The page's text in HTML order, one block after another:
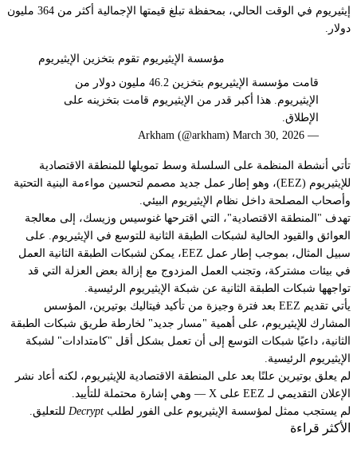
إيثيريوم في الوقت الحالي، بمحفظة تبلغ قيمتها الإجمالية أكثر من 364 مليون
دولار.
مؤسسة الإيثيريوم تقوم بتخزين الإيثيريوم
قامت مؤسسة الإيثيريوم بتخزين 46.2 مليون دولار من
الإيثيريوم. هذا أكبر قدر من الإيثيريوم قامت بتخزينه على
الإطلاق.
— Arkham (@arkham) March 30, 2026
تأتي أنشطة المنظمة على السلسلة وسط تمويلها للمنطقة الاقتصادية
للإيثيريوم
(EEZ)، وهو إطار عمل جديد مصمم لتحسين مواءمة البنية التحتية
وأصحاب المصلحة داخل نظام الإيثيريوم البيئي.
تهدف "المنطقة الاقتصادية"، التي اقترحها غنوسيس وزيسك، إلى معالجة
العوائق والقيود الحالية لشبكات الطبقة الثانية للتوسع في الإيثيريوم. على
سبيل المثال، بموجب إطار عمل EEZ، يمكن لشبكات الطبقة الثانية العمل
في بيئات مشتركة، وتجنب العمل المزدوج مع إزالة بعض العزلة التي قد
تواجهها شبكات الطبقة الثانية عن شبكة الإيثيريوم الرئيسية.
يأتي تقديم EEZ بعد فترة وجيزة من تأكيد فيتاليك بوتيرين، المؤسس
المشارك للإيثيريوم، على أهمية "مسار جديد" لخارطة طريق شبكات الطبقة
الثانية، داعيًا شبكات التوسع إلى أن تعمل بشكل أقل "كامتدادات" لشبكة
الإيثيريوم الرئيسية.
لم يعلق بوتيرين علنًا بعد على المنطقة الاقتصادية للإيثيريوم، لكنه
أعاد نشر
الإعلان التقديمي لـ EEZ على X — وهي إشارة محتملة للتأييد.
لم يستجب ممثل لمؤسسة الإيثيريوم على الفور لطلب Decrypt للتعليق.
الأكثر قراءة